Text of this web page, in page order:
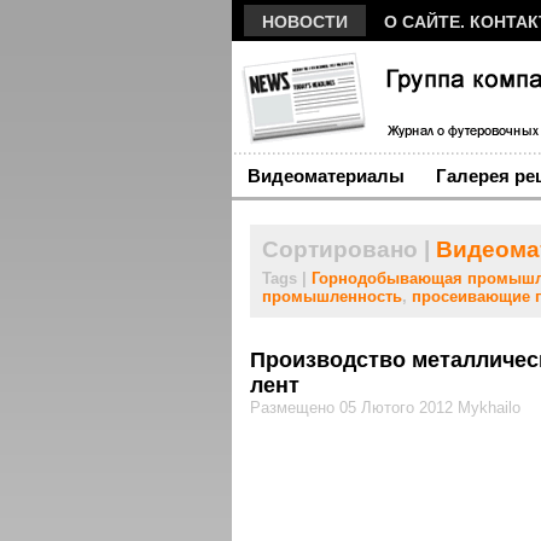
НОВОСТИ О САЙТЕ.
Видеоматериалы Галерея
Сортировано |
Tags |
Горнодобывающая
промышленность, просеивающие
Производство
лент
Размещено 05 Лютого 2012 Mykhailo